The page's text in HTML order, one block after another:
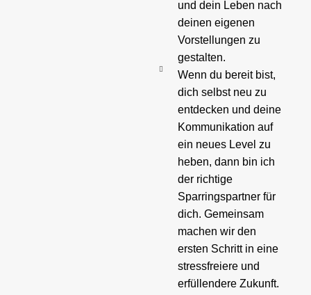
und dein Leben nach
deinen eigenen
Vorstellungen zu
gestalten.
Wenn du bereit bist,
dich selbst neu zu
entdecken und deine
Kommunikation auf
ein neues Level zu
heben, dann bin ich
der richtige
Sparringspartner für
dich. Gemeinsam
machen wir den
ersten Schritt in eine
stressfreiere und
erfüllendere Zukunft.